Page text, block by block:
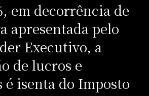
em decorrência de
apresentada pelo
Executivo, a
de lucros e
é isenta do Imposto